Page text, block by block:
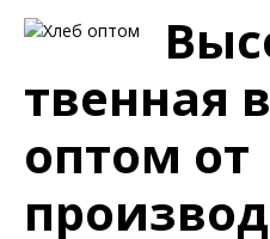
твенная
оптом от